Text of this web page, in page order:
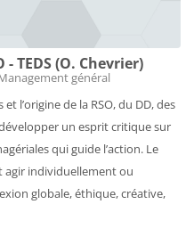
TEDS (O. Chevrier)
général
l’origine de la RSO, du DD, des
un esprit critique sur
qui guide l’action. Le
individuellement ou
globale, éthique, créative,